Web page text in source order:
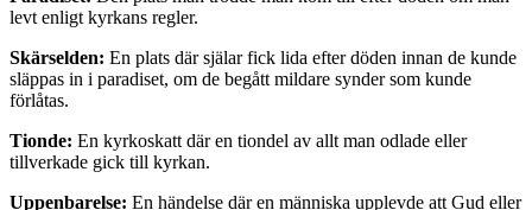
levt enligt kyrkans regler.
Skärselden: En plats där själar fick lida efter döden innan de kunde
släppas in i paradiset, om de begått mildare synder som kunde
förlåtas.
Tionde: En kyrkoskatt där en tiondel av allt man odlade eller
tillverkade gick till kyrkan.
Uppenbarelse: En händelse där en människa upplevde att Gud eller